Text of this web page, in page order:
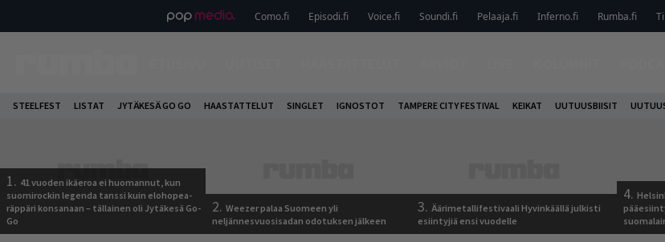
Como.fi Episodi.fi Voice.fi Soundi.fi Pelaaja.fi Inferno.fi Rumba.fi
STEELFEST LISTAT JYTÄKESÄ GO GO HAASTATTELUT SINGLET IGNOSTOT TAMPERE CITY FESTIVAL KEIKAT UUTUUSBIISIT
1. 41 vuoden ikäeroa ei huomannut, kun
suomirockin legenda tanssi kuin elohopea-
räppäri konsanaan – tällainen oli Jytäkesä Go-
Go
2. Weezer palaa Suomeen yli
neljännesvuosisadan odotuksen jälkeen
3. Äärimetallifestivaali Hyvinkäällä julkisti
esiintyjiä ensi vuodelle
4.